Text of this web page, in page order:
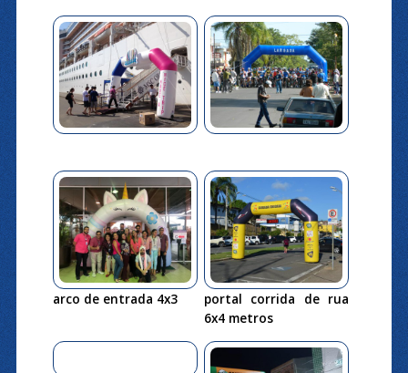
arco de entrada 4x3
portal corrida de rua
6x4 metros